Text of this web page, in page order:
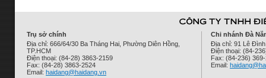
Trụ sở chính
Địa chỉ: 666/64/30 Ba Tháng Hai, Phường Diên Hồng,
TP.HCM
Điện thoại: (84-28) 3863-2159
Fax: (84-28) 3863-2524
Email: haidang@haidang.vn
Chi nhánh Đà
Địa chỉ: 91 Lê
Điện thoại: (84-
Fax: (84-236)
Email: